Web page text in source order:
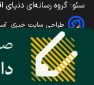
سئو: گروه رسانه‌ای دنیای
طراحی سایت خبری